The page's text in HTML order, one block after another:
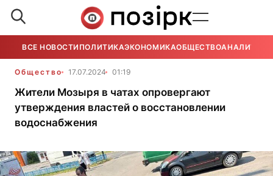
ВСЕ НОВОСТИ ПОЛИТИКАЭКОНОМИКАОБЩЕСТВОАНАЛИТИКА
Общество 17.07.2024 01:19
Жители Мозыря в чатах опровергают
утверждения властей о восстановлении
водоснабжения